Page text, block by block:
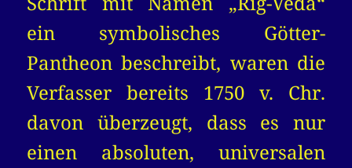
ein symbolisches Götter-
Pantheon beschreibt, waren die
Verfasser bereits 1750 v. Chr.
davon überzeugt, dass es nur
einen absoluten, universalen